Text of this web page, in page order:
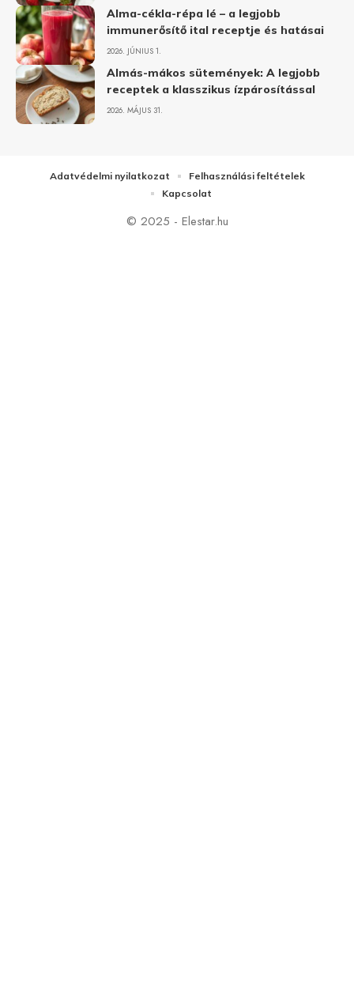
Alma-cékla-répa lé – a legjobb
immunerősítő ital receptje és hatásai
2026. JÚNIUS 1.
Almás-mákos sütemények: A legjobb
receptek a klasszikus ízpárosítással
2026. MÁJUS 31.
© 2025 - Elestar.hu
Adatvédelmi nyilatkozat
Felhasználási feltételek
Kapcsolat